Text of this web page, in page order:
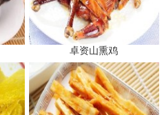
卓资山熏鸡